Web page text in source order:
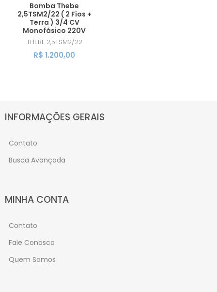
Bomba Thebe
2,5TSM2/22 ( 2 Fios +
Terra ) 3/4 CV
Monofásico 220V
THEBE 2,5TSM2/22
R$ 1.200,00
INFORMAÇÕES GERAIS
Contato
Busca Avançada
MINHA CONTA
Contato
Fale Conosco
Quem Somos